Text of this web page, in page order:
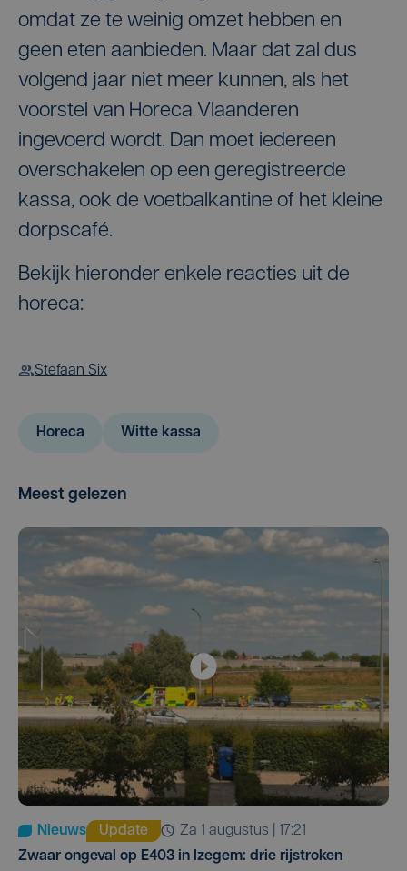
omdat ze te weinig omzet hebben en
geen eten aanbieden. Maar dat zal dus
volgend jaar niet meer kunnen, als het
voorstel van Horeca Vlaanderen
ingevoerd wordt. Dan moet iedereen
overschakelen op een geregistreerde
kassa, ook de voetbalkantine of het kleine
dorpscafé.
Bekijk hieronder enkele reacties uit de
horeca:
Stefaan Six
Horeca Witte kassa
Meest gelezen
Nieuws Update
za 1 augustus | 17:21
Zwaar ongeval op E403 in Izegem: drie rijstroken